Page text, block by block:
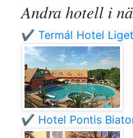
Andra hotell i
✔️ Termál Hotel
✔️ Hotel Pontis